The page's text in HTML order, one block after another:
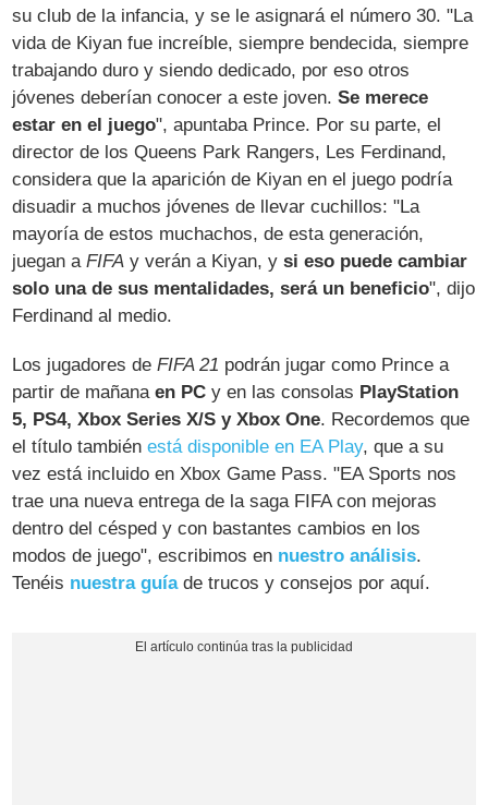
su club de la infancia, y se le asignará el número 30. "La
vida de Kiyan fue increíble, siempre bendecida, siempre
trabajando duro y siendo dedicado, por eso otros
jóvenes deberían conocer a este joven.Se merece
estar en el juego", apuntaba Prince. Por su parte, el
director de los Queens Park Rangers, Les Ferdinand,
considera que la aparición de Kiyan en el juego podría
disuadir a muchos jóvenes de llevar cuchillos: "La
mayoría de estos muchachos, de esta generación,
juegan aFIFA y verán a Kiyan, ysi eso puede cambiar
solo una de sus mentalidades, será un beneficio", dijo
Ferdinand al medio.
Los jugadores deFIFA 21 podrán jugar como Prince a
partir de mañanaen PC y en las consolas PlayStation
5, PS4, Xbox Series X/S y Xbox One. Recordemos que
el título tambiénestá disponible en EA Play, que a su
vez está incluido en Xbox Game Pass. "EA Sports nos
trae una nueva entrega de la saga FIFA con mejoras
dentro del césped y con bastantes cambios en los
modos de juego", escribimos en nuestro análisis.
Tenéis nuestra guíade trucos y consejos por aquí.